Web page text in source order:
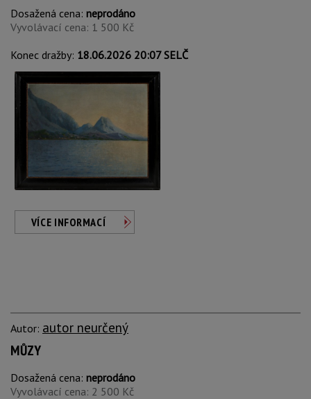
Dosažená cena: neprodáno
Vyvolávací cena: 1 500 Kč
Konec dražby: 18.06.2026 20:07 SELČ
VÍCE INFORMACÍ
Autor: autor neurčený
MŮZY
Dosažená cena: neprodáno
Vyvolávací cena: 2 500 Kč